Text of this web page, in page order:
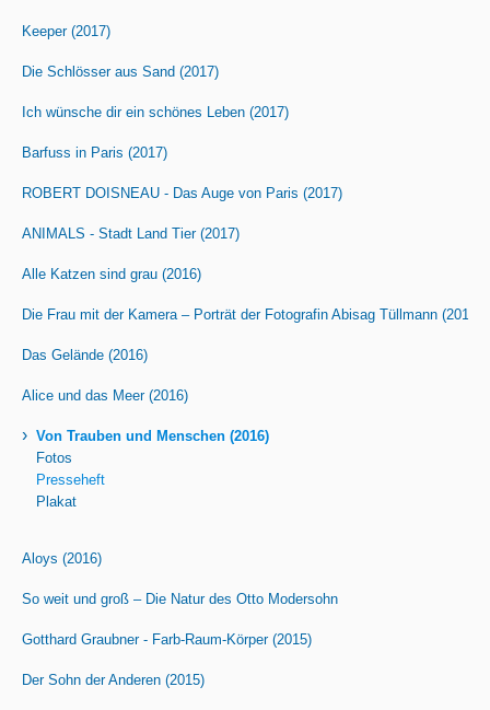
Keeper (2017)
Die Schlösser aus Sand (2017)
Ich wünsche dir ein schönes Leben (2017)
Barfuss in Paris (2017)
ROBERT DOISNEAU - Das Auge von Paris (2017)
ANIMALS - Stadt Land Tier (2017)
Alle Katzen sind grau (2016)
Die Frau mit der Kamera – Porträt der Fotografin Abisag Tüllmann (2016)
Das Gelände (2016)
Alice und das Meer (2016)
› Von Trauben und Menschen (2016)
Fotos
Presseheft
Plakat
Aloys (2016)
So weit und groß – Die Natur des Otto Modersohn
Gotthard Graubner - Farb-Raum-Körper (2015)
Der Sohn der Anderen (2015)